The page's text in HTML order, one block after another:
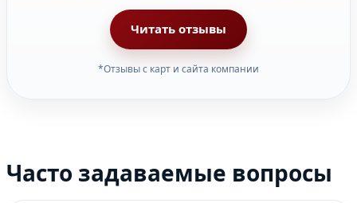
Читать отзывы
*Отзывы с карт и сайта компании
Часто задаваемые вопросы